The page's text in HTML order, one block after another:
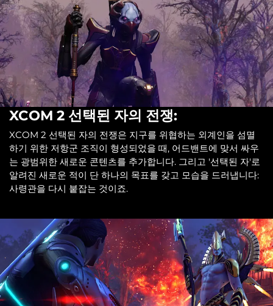
XCOM 2 선택된 자의 전쟁:
XCOM 2 선택된 자의 전쟁은 지구를 위협하는 외계인을 섬멸
하기 위한 저항군 조직이 형성되었을 때, 어드밴트에 맞서 싸우
는 광범위한 새로운 콘텐츠를 추가합니다. 그리고 '선택된 자'로
알려진 새로운 적이 단 하나의 목표를 갖고 모습을 드러냅니다:
사령관을 다시 붙잡는 것이죠.